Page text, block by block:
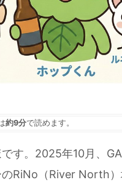
約9分で読めます。
す。2025年10月、
RiNo（River North）